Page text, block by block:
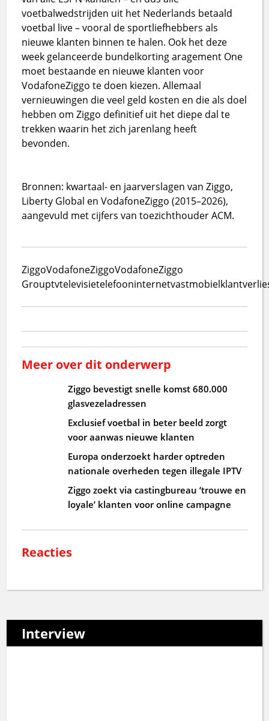
voetbalwedstrijden uit het Nederlands betaald
voetbal live – vooral de sportliefhebbers als
nieuwe klanten binnen te halen. Ook het deze
week gelanceerde bundelkorting aragement One
moet bestaande en nieuwe klanten voor
VodafoneZiggo te doen kiezen. Allemaal
vernieuwingen die veel geld kosten en die als doel
hebben om Ziggo definitief uit het diepe dal te
trekken waarin het zich jarenlang heeft
bevonden.
Bronnen: kwartaal- en jaarverslagen van Ziggo,
Liberty Global en VodafoneZiggo (2015–2026),
aangevuld met cijfers van toezichthouder ACM.
ZiggoVodafoneZiggoVodafoneZiggo
Grouptvtelevisietelefooninternetvastmobiel
Meer over dit onderwerp
Ziggo bevestigt snelle komst 680.000
glasvezeladressen
Exclusief voetbal in beter beeld zorgt
voor aanwas nieuwe klanten
Europa onderzoekt harder optreden
nationale overheden tegen illegale IPTV
Ziggo zoekt via castingbureau ‘trouwe en
loyale’ klanten voor online campagne
Reacties
Interview